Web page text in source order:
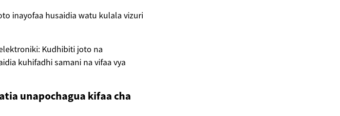
inayofaa husaidia watu kulala vizuri
Kudhibiti joto na
kuhifadhi samani na vifaa vya
unapochagua kifaa cha